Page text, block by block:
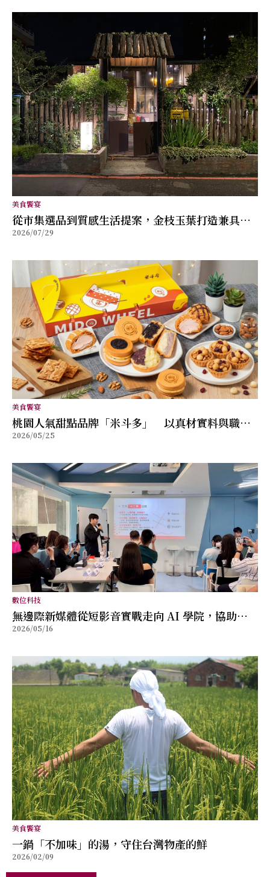
美食饗宴
從市集選品到質感生活提案，金枝玉葉打造兼具風
格與舒適的女性穿搭品牌
2026/07/29
美食饗宴
桃園人氣甜點品牌「米斗多」 以真材實料與職人
精神打造值得分享的幸福味道
2026/05/25
數位科技
無邊際新媒體從短影音實戰走向 AI 學院，協助品
牌與個人重新建立被看見的能力
2026/05/16
美食饗宴
⼀鍋「不加味」的湯，守住台灣物產的鮮
2026/02/09